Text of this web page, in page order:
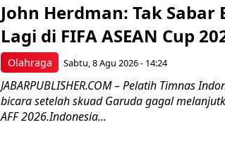
Olahraga
John Herdman: Tak
Lagi di FIFA ASEAN Cup
Sabtu, 8 Agu 2026 - 14:24
JABARPUBLISHER.COM – Pelatih Timnas
bicara setelah skuad Garuda gagal
AFF 2026.Indonesia...